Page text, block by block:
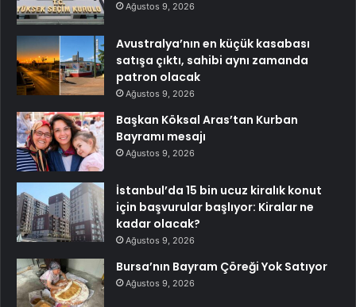
Ağustos 9, 2026
Avustralya’nın en küçük kasabası
satışa çıktı, sahibi aynı zamanda
patron olacak
Ağustos 9, 2026
Başkan Köksal Aras’tan Kurban
Bayramı mesajı
Ağustos 9, 2026
İstanbul’da 15 bin ucuz kiralık konut
için başvurular başlıyor: Kiralar ne
kadar olacak?
Ağustos 9, 2026
Bursa’nın Bayram Çöreği Yok Satıyor
Ağustos 9, 2026